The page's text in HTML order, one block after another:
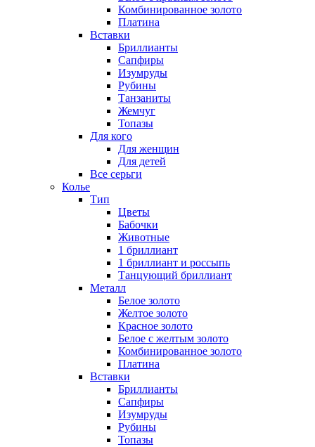
Комбинированное золото
Платина
Вставки
Бриллианты
Сапфиры
Изумруды
Рубины
Танзаниты
Жемчуг
Топазы
Для кого
Для женщин
Для детей
Все серьги
Колье
Тип
Цветы
Бабочки
Животные
1 бриллиант
1 бриллиант и россыпь
Танцующий бриллиант
Металл
Белое золото
Желтое золото
Красное золото
Белое с желтым золото
Комбинированное золото
Платина
Вставки
Бриллианты
Сапфиры
Изумруды
Рубины
Топазы